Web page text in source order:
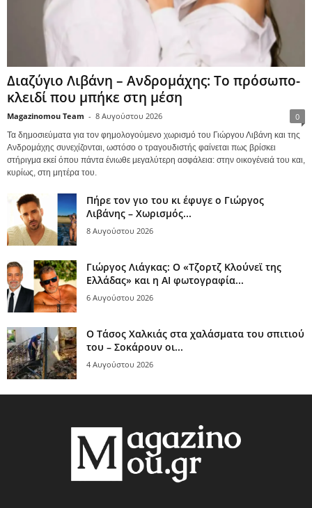
Διαζύγιο Λιβάνη – Ανδρομάχης: Το πρόσωπο-
κλειδί που μπήκε στη μέση
Magazinomou Team - 8 Αυγούστου 2026 0
Τα δημοσιεύματα για τον φημολογούμενο χωρισμό του Γιώργου Λιβάνη και της
Ανδρομάχης συνεχίζονται, ωστόσο ο τραγουδιστής φαίνεται πως βρίσκει
στήριγμα εκεί όπου πάντα ένιωθε μεγαλύτερη ασφάλεια: στην οικογένειά του και,
κυρίως, στη μητέρα του.
Πήρε τον γιο του κι έφυγε ο Γιώργος
Λιβάνης – Χωρισμός...
8 Αυγούστου 2026
Γιώργος Λιάγκας: Ο «Τζορτζ Κλούνεϊ της
Ελλάδας» και η AI φωτογραφία...
6 Αυγούστου 2026
Ο Τάσος Χαλκιάς στα χαλάσματα του σπιτιού
του – Σοκάρουν οι...
4 Αυγούστου 2026